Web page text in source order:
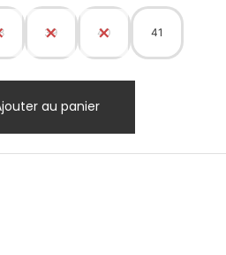
39 40 41
au panier